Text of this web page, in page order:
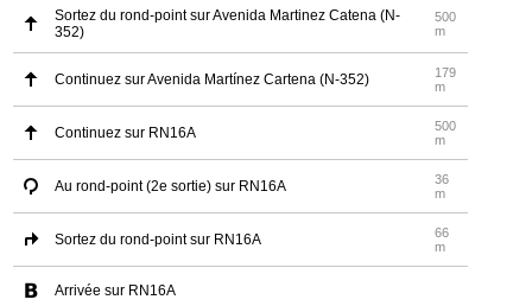
Sortez du rond-point sur Avenida Martinez Catena (N-
352)
500
m
Continuez sur Avenida Martínez Cartena (N-352)
179
m
Continuez sur RN16A
500
m
Au rond-point (2e sortie) sur RN16A
36
m
Sortez du rond-point sur RN16A
66
m
Arrivée sur RN16A